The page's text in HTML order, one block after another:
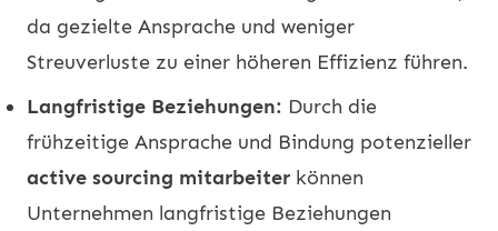
da gezielte Ansprache und weniger
Streuverluste zu einer höheren Effizienz führen.
Langfristige Beziehungen: Durch die
frühzeitige Ansprache und Bindung potenzieller
active sourcing mitarbeiter können
Unternehmen langfristige Beziehungen